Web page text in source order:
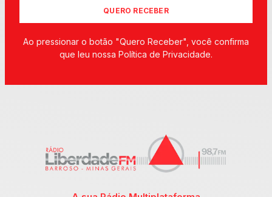
QUERO RECEBER
Ao pressionar o botão "Quero Receber", você confirma
que leu nossa Política de Privacidade.